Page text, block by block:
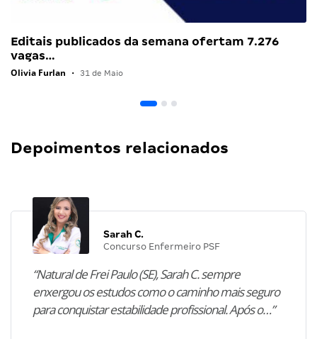
Editais publicados da semana ofertam 7.276
vagas…
Olivia Furlan • 31 de Maio
Depoimentos relacionados
Sarah C.
Concurso Enfermeiro PSF
“Natural de Frei Paulo (SE), Sarah C. sempre
enxergou os estudos como o caminho mais seguro
para conquistar estabilidade profissional. Após o…”